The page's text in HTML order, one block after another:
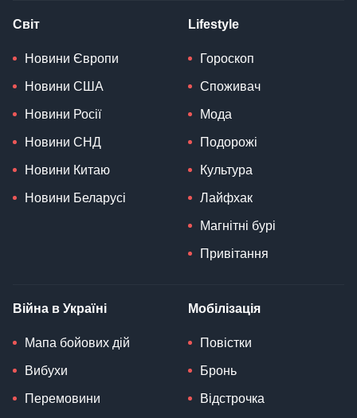
Світ
Новини Європи
Новини США
Новини Росії
Новини СНД
Новини Китаю
Новини Беларусі
Lifestyle
Гороскоп
Споживач
Мода
Подорожі
Культура
Лайфхак
Магнітні бурі
Привітання
Війна в Україні
Мапа бойових дій
Вибухи
Перемовини
Мобілізація
Повістки
Бронь
Відстрочка